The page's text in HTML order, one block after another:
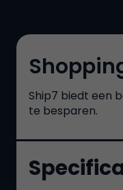
Ship7 biedt een
te besparen.